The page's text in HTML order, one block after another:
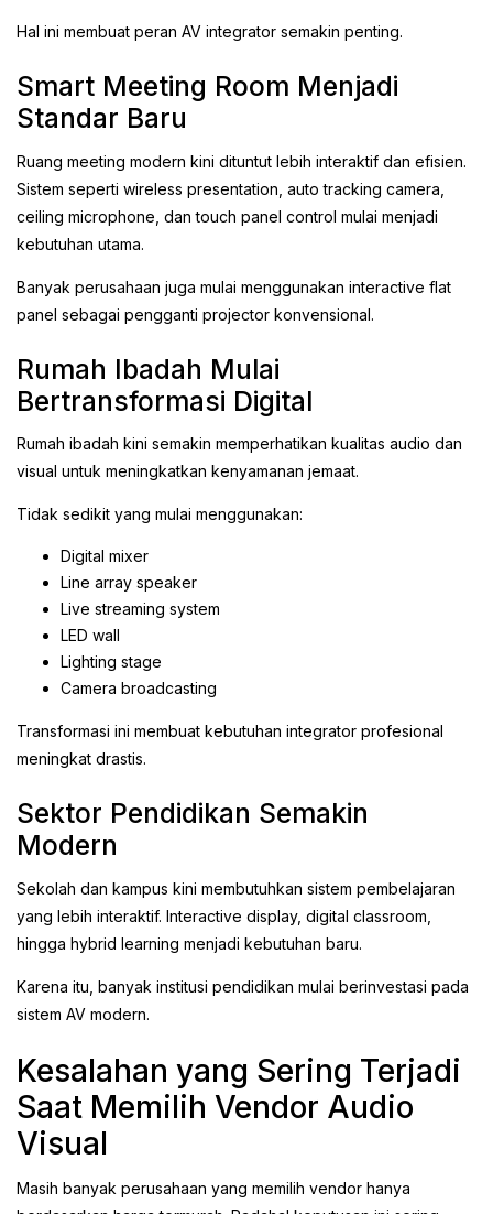
Hal ini membuat peran AV integrator semakin penting.
Smart Meeting Room Menjadi
Standar Baru
Ruang meeting modern kini dituntut lebih interaktif dan efisien.
Sistem seperti wireless presentation, auto tracking camera,
ceiling microphone, dan touch panel control mulai menjadi
kebutuhan utama.
Banyak perusahaan juga mulai menggunakan interactive flat
panel sebagai pengganti projector konvensional.
Rumah Ibadah Mulai
Bertransformasi Digital
Rumah ibadah kini semakin memperhatikan kualitas audio dan
visual untuk meningkatkan kenyamanan jemaat.
Tidak sedikit yang mulai menggunakan:
Digital mixer
Line array speaker
Live streaming system
LED wall
Lighting stage
Camera broadcasting
Transformasi ini membuat kebutuhan integrator profesional
meningkat drastis.
Sektor Pendidikan Semakin
Modern
Sekolah dan kampus kini membutuhkan sistem pembelajaran
yang lebih interaktif. Interactive display, digital classroom,
hingga hybrid learning menjadi kebutuhan baru.
Karena itu, banyak institusi pendidikan mulai berinvestasi pada
sistem AV modern.
Kesalahan yang Sering Terjadi
Saat Memilih Vendor Audio
Visual
Masih banyak perusahaan yang memilih vendor hanya